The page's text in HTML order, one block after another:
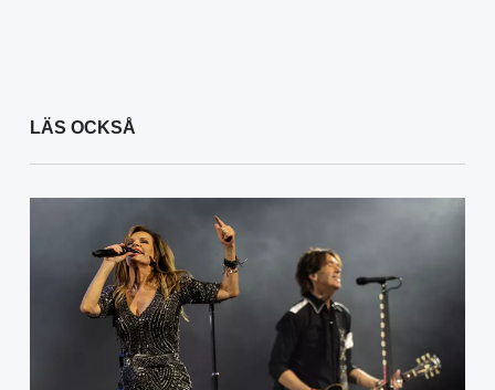
LÄS OCKSÅ